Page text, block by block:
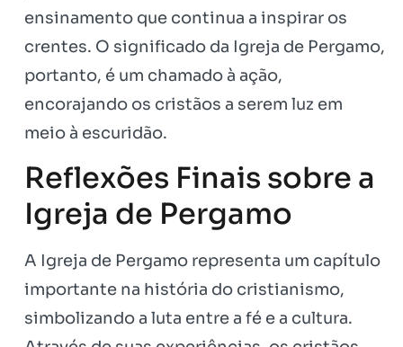
ensinamento que continua a inspirar os
crentes. O significado da Igreja de Pergamo,
portanto, é um chamado à ação,
encorajando os cristãos a serem luz em
meio à escuridão.
Reflexões Finais sobre a
Igreja de Pergamo
A Igreja de Pergamo representa um capítulo
importante na história do cristianismo,
simbolizando a luta entre a fé e a cultura.